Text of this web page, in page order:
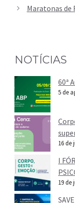
Maratonas de
NOTÍCIAS
60ª
5 de
16 de
I
19 de